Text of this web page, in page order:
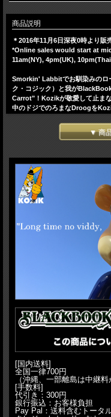
商品説明
＊2016年11月6日深夜0時より販
*Online sales would start at
11am(NY), 4pm(UK),
Smorkin' Labbitでお馴染みのロ
ク・コジック）と我が
Carrot"！Kozikが敬愛して止ま
中のドジでのろまなDroogを
11.25インチ（28.5cm）という
では劇中後半の警官姿をイメー
なクソ警官の完成です（笑）
H:28.5cm
▼ 商
[国内送料]
全国一律700円
（沖縄、一部離島は中継料
[手数料]
代引き：300円
銀行振込：お客様負担
Pay Pal：送料含むトータ